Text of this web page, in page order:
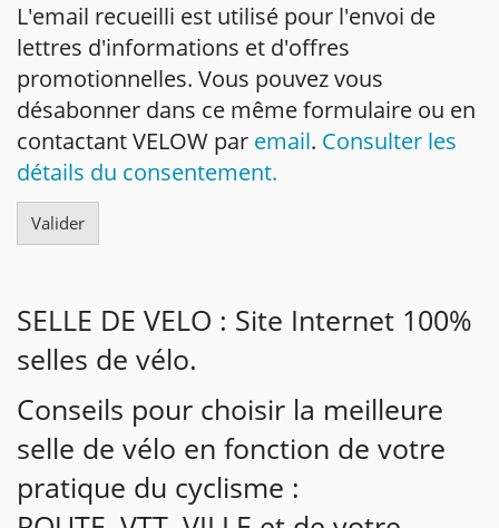
L'email recueilli est utilisé pour l'envoi de
lettres d'informations et d'offres
promotionnelles. Vous pouvez vous
désabonner dans ce même formulaire ou en
contactant VELOW par email. Consulter les
détails du consentement.
SELLE DE VELO : Site Internet 100%
selles de vélo.
Conseils pour choisir la meilleure
selle de vélo en fonction de votre
pratique du cyclisme :